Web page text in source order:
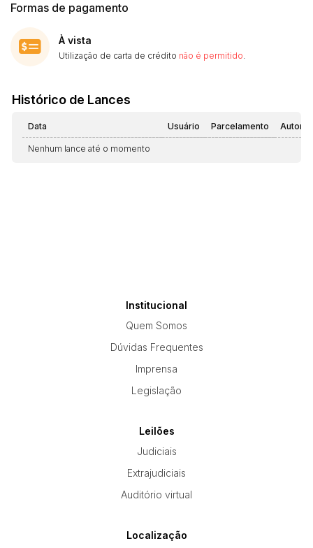
Formas de pagamento
À vista
Utilização de carta de crédito não é permitido
Histórico de Lances
Data Usuário Parcelamento
Nenhum lance até o momento
Institucional
Quem Somos
Dúvidas Frequentes
Imprensa
Legislação
Leilões
Judiciais
Extrajudiciais
Auditório virtual
Localização